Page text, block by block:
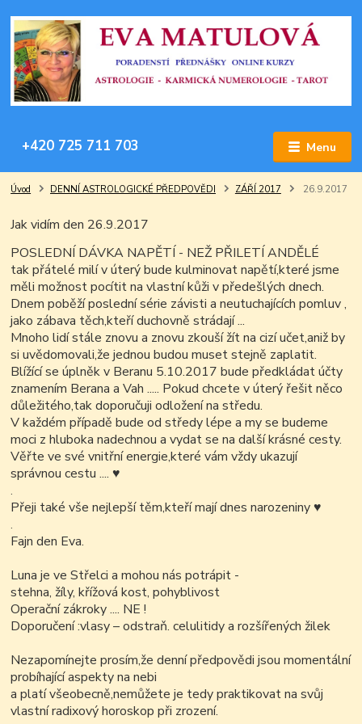
Menu
+420 725 711 703
Úvod DENNÍ ASTROLOGICKÉ PŘEDPOVĚDI ZÁŘÍ 2017 26.9.2017
Jak vidím den 26.9.2017
POSLEDNÍ DÁVKA NAPĚTÍ - NEŽ PŘILETÍ ANDĚLÉ
tak přátelé milí v úterý bude kulminovat napětí,které jsme
měli možnost pocítit na vlastní kůži v předešlých dnech.
Dnem poběží poslední série závisti a neutuchajících pomluv ,
jako zábava těch,kteří duchovně strádají ...
Mnoho lidí stále znovu a znovu zkouší žít na cizí učet,aniž by
si uvědomovali,že jednou budou muset stejně zaplatit.
Blížící se úplněk v Beranu 5.10.2017 bude předkládat účty
znamením Berana a Vah ..... Pokud chcete v úterý řešit něco
důležitého,tak doporučuji odložení na středu.
V každém případě bude od středy lépe a my se budeme
moci z hluboka nadechnou a vydat se na další krásné cesty.
Věřte ve své vnitřní energie,které vám vždy ukazují
správnou cestu ....♥
.
Přeji také vše nejlepší těm,kteří mají dnes narozeniny♥
.
Fajn den Eva.
Luna je ve Střelci a mohou nás potrápit -
stehna, žíly, křížová kost, pohyblivost
Operační zákroky .... NE !
Doporučení :vlasy – odstraň. celulitidy a rozšířených žilek
Nezapomínejte prosím,že denní předpovědi jsou momentální
probíhající aspekty na nebi
a platí všeobecně,nemůžete je tedy praktikovat na svůj
vlastní radixový horoskop při zrození.